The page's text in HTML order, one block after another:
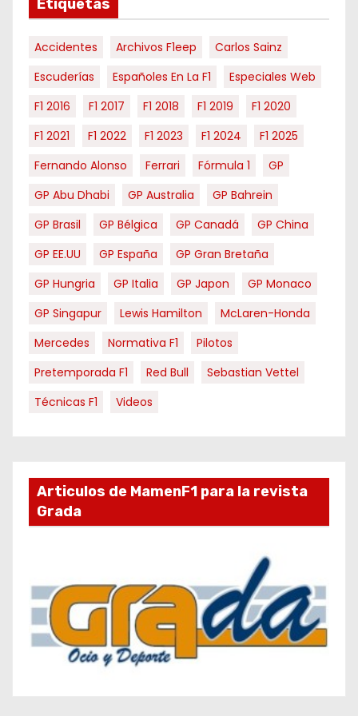
s
Etiquetas
Accidentes Archivos F1eep
Carlos Sainz
Escuderías
Españoles En La F1
Especiales Web
F1 2016
F1 2017 F1 2018 F1 2019
F1 2020
F1 2021
F1 2022 F1 2023 F1 2024
F1 2025
Fernando Alonso
Ferrari Fórmula 1
GP
GP Abu Dhabi
GP Australia
GP Bahrein
GP Brasil
GP Bélgica GP Canadá
GP China
GP EE.UU
GP España
GP Gran Bretaña
GP Hungria
GP Italia GP Japon
GP Monaco
GP Singapur
Lewis Hamilton
McLaren-Honda
Mercedes
Normativa F1
Pilotos
Pretemporada F1
Red Bull
Sebastian Vettel
Técnicas F1
Videos
Articulos de MamenF1 para la revista
Grada